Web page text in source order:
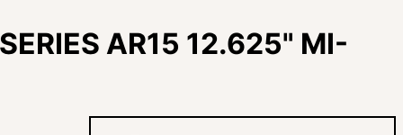
AR15 12.625" MI-